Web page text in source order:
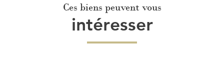
Ces biens peuvent vous
intéresser